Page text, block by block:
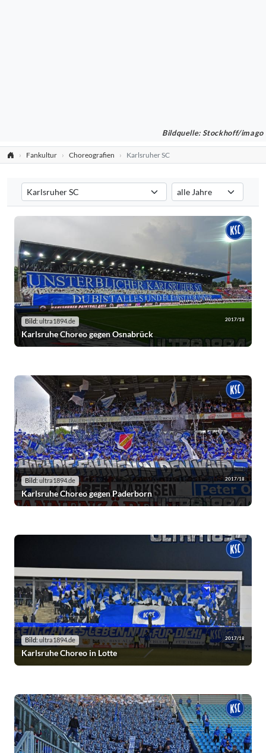
Bildquelle: Stockhoff/imago
Fankultur Choreografien Karlsruher SC
Verein auswählen
Filtert die Choreografien nach dem ausgewählten Verein.
Saison auswählen
Filtert die Choreografien
Bild: ultra1894.de 2017/18
Karlsruhe Choreo gegen Osnabrück
Bild: ultra1894.de 2017/18
Karlsruhe Choreo gegen Paderborn
Bild: ultra1894.de 2017/18
Karlsruhe Choreo in Lotte